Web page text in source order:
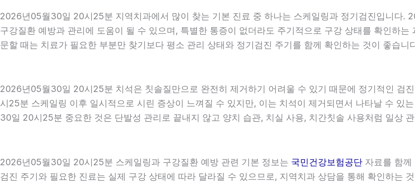
2026년05월30일 20시25분 지역치과에서 많이 찾는 기본 진료 중 하나는 스케일링과 정기검진입니다.
구강질환 예방과 관리에 도움이 될 수 있으며, 특별한 통증이 없더라도 주기적으로 구강 상태를 확인하
문할 때는 치료가 필요한 부분만 찾기보다 평소 관리 상태와 정기검진 주기를 함께 확인하는 것이 좋습
2026년05월30일 20시25분 치석은 칫솔질만으로 완전히 제거하기 어려울 수 있기 때문에 정기적인 검
시25분 스케일링 이후 일시적으로 시린 증상이 느껴질 수 있지만, 이는 치석이 제거되면서 나타날 수 있
30일 20시25분 중요한 것은 단발성 관리로 끝내지 않고 양치 습관, 치실 사용, 치간칫솔 사용처럼 일상
2026년05월30일 20시25분 스케일링과 구강질환 예방 관련 기본 정보는 국민건강보험공단 자료를 함
검진 주기와 필요한 진료는 실제 구강 상태에 따라 달라질 수 있으므로, 지역치과 상담을 통해 확인하는